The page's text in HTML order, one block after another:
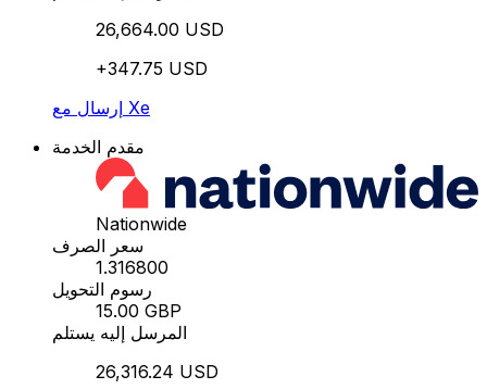
26,664.00 USD
+347.75 USD
إرسال مع Xe
مقدم الخدمة
Nationwide
سعر الصرف
1.316800
رسوم التحويل
15.00 GBP
المرسل إليه يستلم
26,316.24 USD